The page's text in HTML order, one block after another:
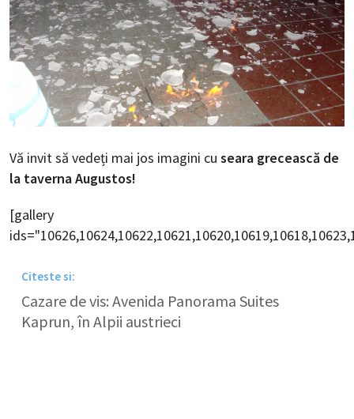
Vă invit să vedeți mai jos imagini cu seara grecească de
la taverna Augustos!
[gallery
Citeste si:
Cazare de vis: Avenida Panorama Suites
Kaprun, în Alpii austrieci